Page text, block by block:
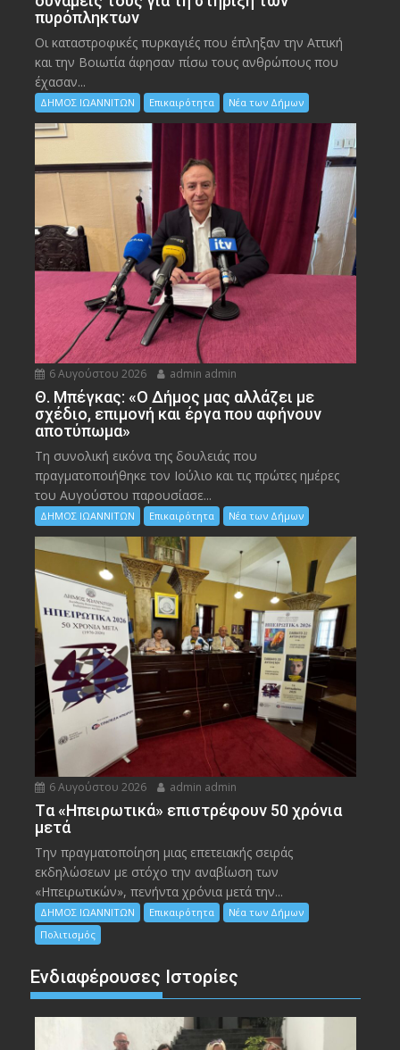
πυρόπληκτων
Οι καταστροφικές πυρκαγιές που έπληξαν την Αττική
και την Bοιωτία άφησαν πίσω τους ανθρώπους που
έχασαν...
ΔΗΜΟΣ ΙΩΑΝΝΙΤΩΝ Επικαιρότητα Νέα των Δήμων
6 Αυγούστου 2026 admin admin
Θ. Μπέγκας: «Ο Δήμος μας αλλάζει με
σχέδιο, επιμονή και έργα που αφήνουν
αποτύπωμα»
Τη συνολική εικόνα της δουλειάς που
πραγματοποιήθηκε τον Ιούλιο και τις πρώτες ημέρες
του Αυγούστου παρουσίασε...
ΔΗΜΟΣ ΙΩΑΝΝΙΤΩΝ Επικαιρότητα Νέα των Δήμων
6 Αυγούστου 2026 admin admin
Tα «Ηπειρωτικά» επιστρέφουν 50 χρόνια
μετά
Την πραγματοποίηση μιας επετειακής σειράς
εκδηλώσεων με στόχο την αναβίωση των
«Ηπειρωτικών», πενήντα χρόνια μετά την...
ΔΗΜΟΣ ΙΩΑΝΝΙΤΩΝ Επικαιρότητα
Νέα των Δήμων
Πολιτισμός
Ενδιαφέρουσες Ιστορίες